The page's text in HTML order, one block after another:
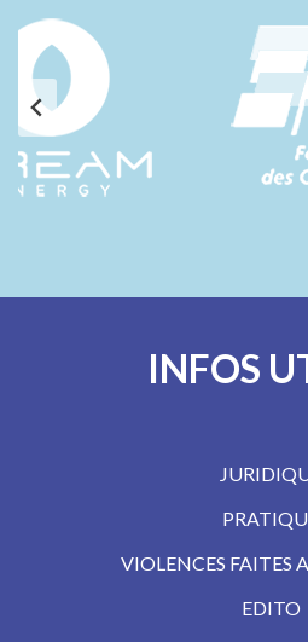
INFOS
VIOLENCES FAITES
EDITO